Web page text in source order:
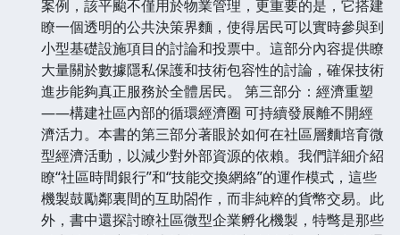
案例，該平颱不僅用於物業管理，更重要的是，它搭建
瞭一個透明的公共決策界麵，使得居民可以實時參與到
小型基礎設施項目的討論和投票中。這部分內容提供瞭
大量關於數據隱私保護和技術包容性的討論，確保技術
進步能夠真正服務於全體居民。 第三部分：經濟重塑
——構建社區內部的循環經濟圈 可持續發展離不開經
濟活力。本書的第三部分著眼於如何在社區層麵培育微
型經濟活動，以減少對外部資源的依賴。我們詳細介紹
瞭“社區時間銀行”和“技能交換網絡”的運作模式，這些
機製鼓勵鄰裏間的互助閤作，而非純粹的貨幣交易。此
外，書中還探討瞭社區微型企業孵化機製，特彆是那些